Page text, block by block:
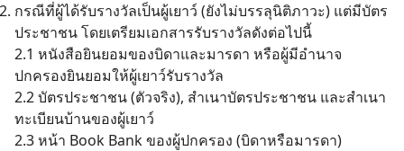
กรณีที่ผู้ได้รับรางวัลเป็นผู้เยาว์ (ยังไม่บรรลุนิติภาวะ) แต่มีบัตร
ประชาชน โดยเตรียมเอกสารรับรางวัลดังต่อไปนี้
2.1 หนังสือยินยอมของบิดาและมารดา หรือผู้มีอำนาจ
ปกครองยินยอมให้ผู้เยาว์รับรางวัล
2.2 บัตรประชาชน (ตัวจริง), สำเนาบัตรประชาชน และสำเนา
ทะเบียนบ้านของผู้เยาว์
2.3 หน้า Book Bank ของผู้ปกครอง (บิดาหรือมารดา)